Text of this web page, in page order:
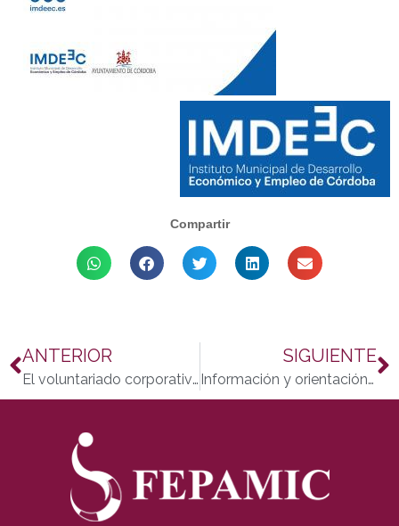
Compartir
ANTERIOR
El voluntariado corporativo de Fepamic comprometido con las familias vulnerables cordobesas
SIGUIENTE
Información y orientación hacia la persona con discapacidad y su familia, programa estelar de Sembrando Esperanza